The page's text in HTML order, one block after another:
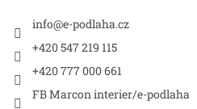
info@e-podlaha.cz
+420 547 219 115
+420 777 000 661
FB Marcon interier/e-podlaha